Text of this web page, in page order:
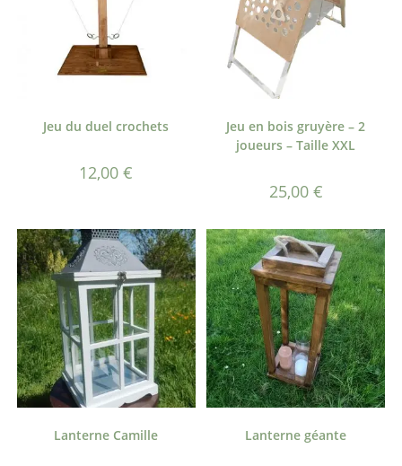
Jeu du duel crochets
12,00€
Jeu en bois gruyère – 2
joueurs – Taille XXL
25,00 €
Lanterne Camille Lanterne géante